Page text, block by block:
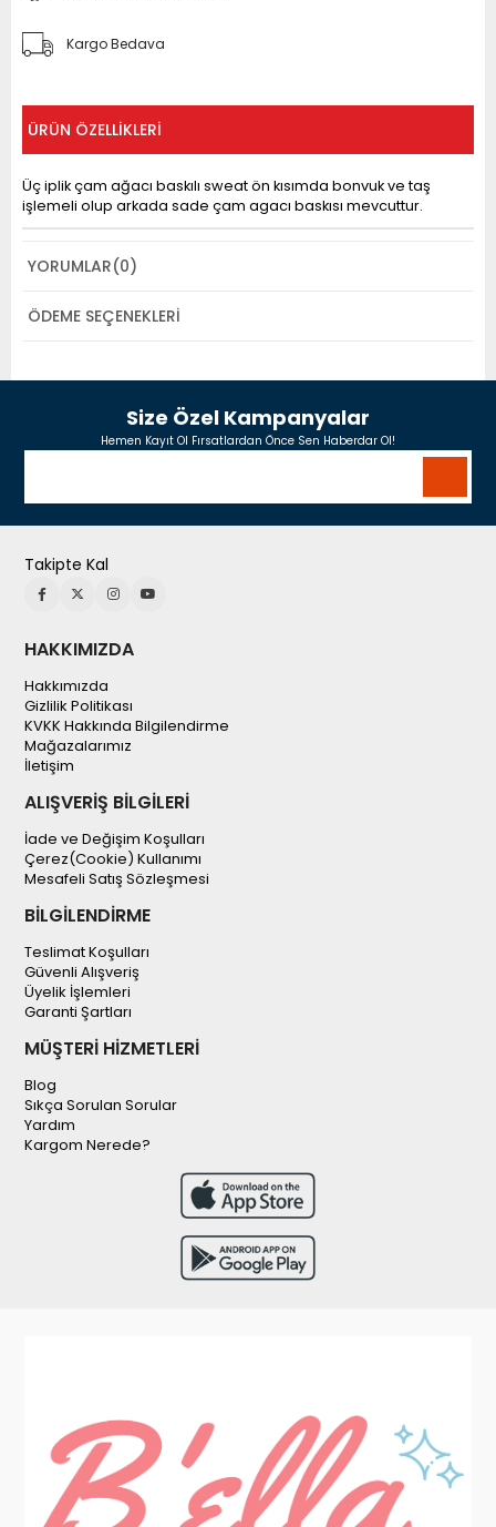
Kargo Bedava
ÜRÜN ÖZELLIKLERI
Üç iplik çam ağacı baskılı sweat ön kısımda bonvuk ve taş
işlemeli olup arkada sade çam agacı baskısı mevcuttur.
YORUMLAR(0)
ÖDEME SEÇENEKLERI
Size Özel Kampanyalar
Hemen Kayıt Ol Fırsatlardan Önce Sen Haberdar Ol!
Takipte Kal
HAKKIMIZDA
Hakkımızda
Gizlilik Politikası
KVKK Hakkında Bilgilendirme
Mağazalarımız
İletişim
ALIŞVERİŞ BİLGİLERİ
İade ve Değişim Koşulları
Çerez(Cookie) Kullanımı
Mesafeli Satış Sözleşmesi
BİLGİLENDİRME
Teslimat Koşulları
Güvenli Alışveriş
Üyelik İşlemleri
Garanti Şartları
MÜŞTERİ HİZMETLERİ
Blog
Sıkça Sorulan Sorular
Yardım
Kargom Nerede?